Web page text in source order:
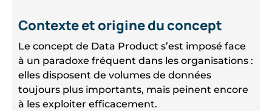
Contexte et origine du concept
Le concept de Data Product s’est imposé face
à un paradoxe fréquent dans les organisations :
elles disposent de volumes de données
toujours plus importants, mais peinent encore
à les exploiter efficacement.